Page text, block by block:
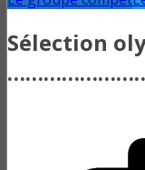
Sélection